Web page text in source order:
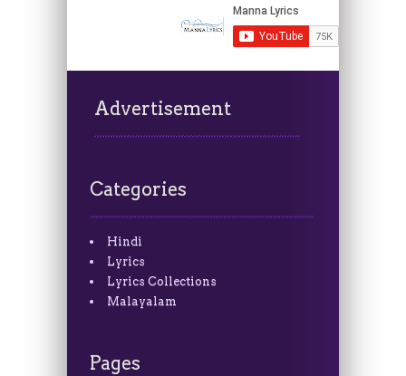
Advertisement
Categories
Hindi
Lyrics
Lyrics Collections
Malayalam
Pages